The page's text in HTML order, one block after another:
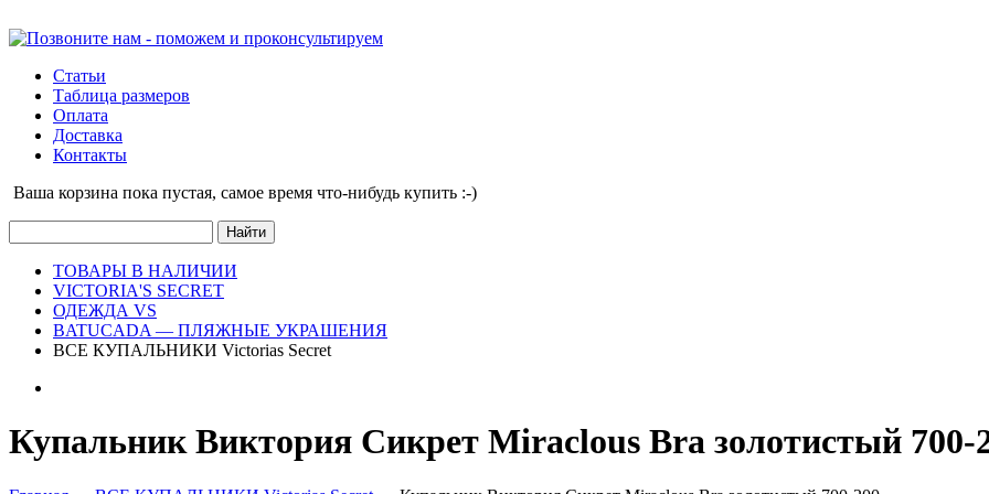
Статьи
Таблица размеров
Оплата
Доставка
Контакты
Ваша корзина пока пустая, cамое время что-нибудь купить :-)
ТОВАРЫ В НАЛИЧИИ
VICTORIA'S SECRET
ОДЕЖДА VS
BATUCADA — ПЛЯЖНЫЕ УКРАШЕНИЯ
ВСЕ КУПАЛЬНИКИ Victorias Secret
Купальник Виктория Сикрет Miraclous Bra золотистый 700-